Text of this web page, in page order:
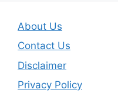
About Us
Contact Us
Disclaimer
Privacy Policy